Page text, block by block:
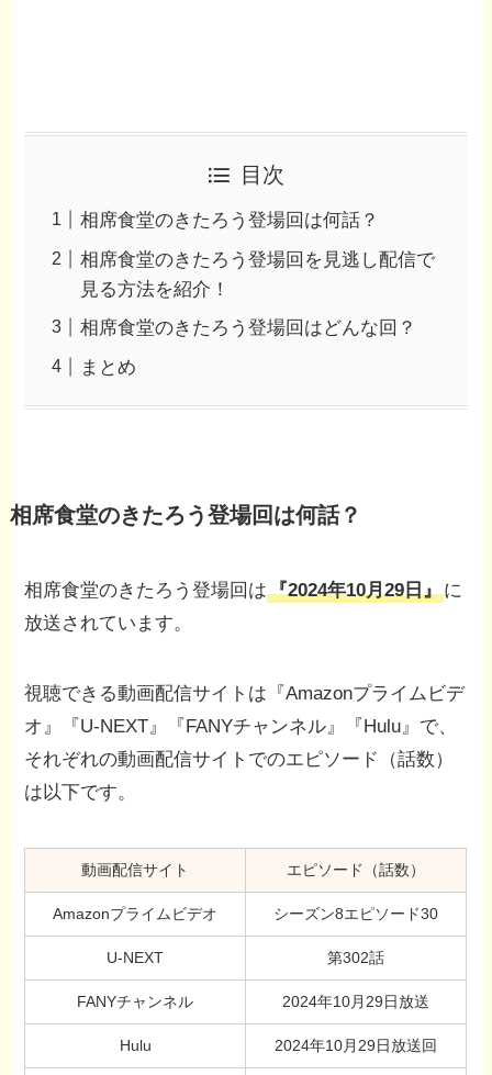
目次
相席食堂のきたろう登場回は何話？
相席食堂のきたろう登場回を見逃し配信で
見る方法を紹介！
相席食堂のきたろう登場回はどんな回？
まとめ
相席食堂のきたろう登場回は何話？
相席食堂のきたろう登場回は『2024年10月29日』に
放送されています。
視聴できる動画配信サイトは『Amazonプライムビデ
オ』『U-NEXT』『FANYチャンネル』『Hulu』で、
それぞれの動画配信サイトでのエピソード（話数）
は以下です。
動画配信サイト エピソード（話数）
Amazonプライムビデオ シーズン8エピソード30
U-NEXT 第302話
FANYチャンネル 2024年10月29日放送
Hulu 2024年10月29日放送回